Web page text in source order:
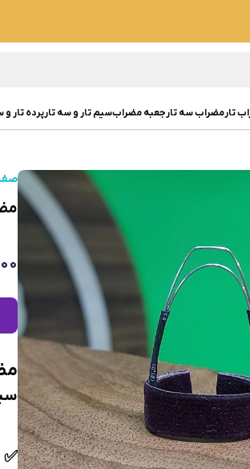
تارمضراب سه تارجعبه مضرابسیم تار و سه تارپرده تار و